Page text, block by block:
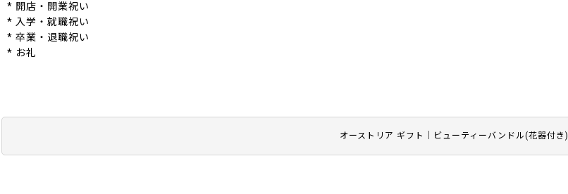
オーストリア ギフト｜ビューティーバンドル(花器付き)
* 開店・開業祝い
* 入学・就職祝い
* 卒業・退職祝い
* お礼